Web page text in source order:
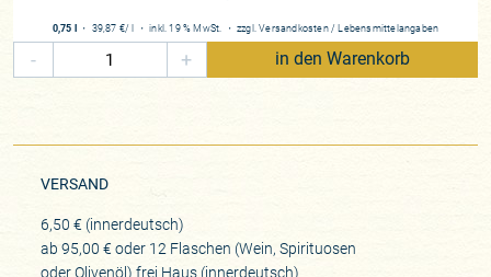
0,75 l ・ 39,87 €/ l ・inkl. 19 % MwSt. ・ zzgl.Versandkosten / Lebensmittelangaben
- + in den Warenkorb
VERSAND
6,50 € (innerdeutsch)
ab 95,00 € oder 12 Flaschen (Wein, Spirituosen
oder Olivenöl) frei Haus (innerdeutsch)